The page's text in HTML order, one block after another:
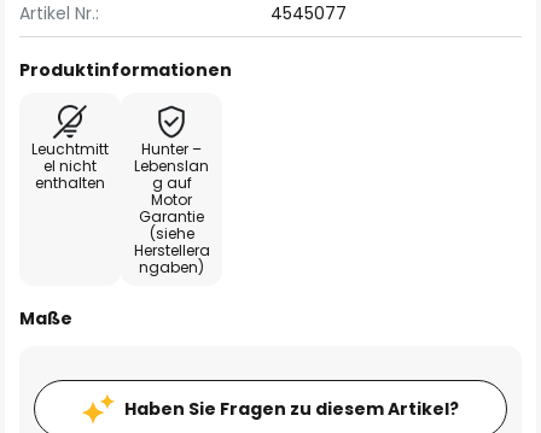
Artikel Nr.:
4545077
Produktinformationen
Leuchtmitt
el nicht
enthalten
Hunter –
Lebenslan
g auf
Motor
Garantie
(siehe
Herstellera
ngaben)
Maße
Haben Sie Fragen zu diesem Artikel?